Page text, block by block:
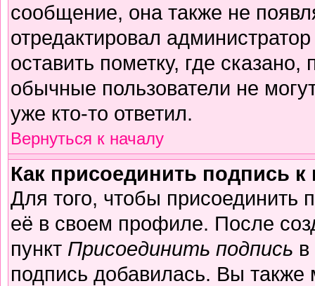
сообщение, она также не
отредактировал
оставить пометку, где
обычные пользователи не
уже кто-то ответил.
Вернуться к началу
Как присоединить подпись
Для того, чтобы присоединить
её в своем профиле. После
пункт Присоединить подпись
подпись добавилась. Вы также